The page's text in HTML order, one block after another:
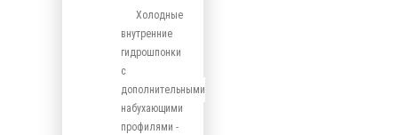
Холодные
внутренние
гидрошпонки
с
дополнительными
набухающими
профилями -